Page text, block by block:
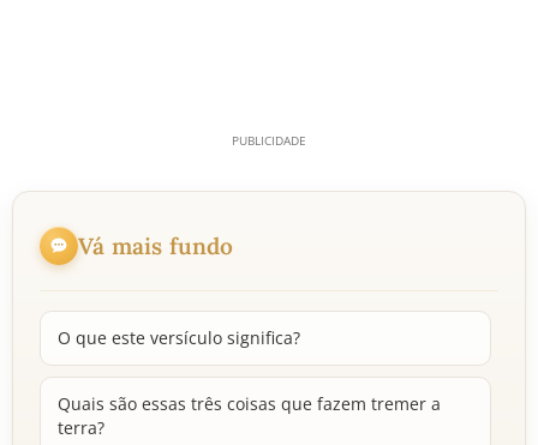
Vá mais fundo
O que este versículo significa?
Quais são essas três coisas que fazem tremer a
terra?